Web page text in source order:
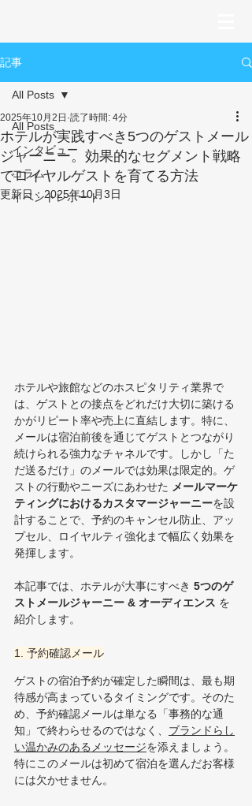
記事
All Posts
インタビュー
コラム
イベントレポート
All Posts
ホテルが実践すべき5つのゲストメール
ジャーニー。効果的なセグメント戦略
でロイヤルゲストを育てる方法
2025年10月2日 読了時間: 4分
更新日：2025年10月3日
ホテルや旅館などのホスピタリティ業界で
は、ゲストとの接点をどれだけ大切に築ける
かがリピート率や売上に直結します。特に、
メールは宿泊前後を通じてゲストとつながり
続けられる強力なチャネルです。しかし「た
だ送るだけ」のメールでは効果は限定的。ゲ
ストの行動やニーズにあわせた メールマーケ
ティングにおけるカスタマージャーニーを設
計することで、予約のキャンセル防止、アッ
プセル、ロイヤルティ強化まで幅広く効果を
発揮します。
本記事では、ホテルが大事にすべき 5つのゲ
ストメールジャーニー & オーディエンス を
紹介します。
1. 予約確認メール
ゲストの宿泊予約が確定した瞬間は、最も期
待感が高まっているタイミングです。そのた
め、予約確認メールは単なる「事務的な通
知」で終わらせるのではなく、 ブランドらし
い温かみのあるメッセージを添えましょう。
特にこのメールは初めて宿泊を選んだお客様
には欠かせません。